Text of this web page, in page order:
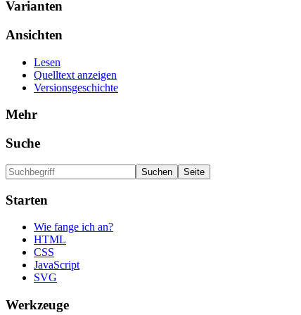
Varianten
Ansichten
Lesen
Quelltext anzeigen
Versionsgeschichte
Mehr
Suche
Starten
Wie fange ich an?
HTML
CSS
JavaScript
SVG
Werkzeuge